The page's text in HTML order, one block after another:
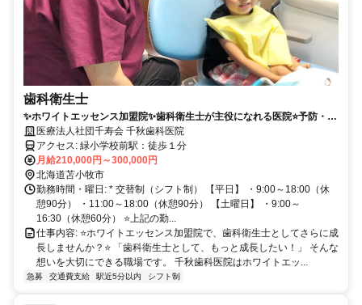
歯科衛生士
✨ホワイトエッセンス加盟院✨歯科衛生士が主役になれる医院⭐️予防・ホ
ワイトニング・矯正まで幅広く学べる◎賞与あり・残業ほぼなし！
医療法人社団千寿会 千秋歯科医院
アクセス: 緑小学校前駅：徒歩１分
月給210,000円～300,000円
北海道苫小牧市
勤務時間・曜日: * 交替制（シフト制） 【平日】 ・9:00～18:00（休
憩90分） ・11:00～18:00（休憩90分） 【土曜日】 ・9:00～
16:30（休憩60分） ⭐️上記の勤...
仕事内容: ⭐️ホワイトエッセンス加盟院で、歯科衛生士としてさらに成
長しませんか？⭐️ 「歯科衛生士として、もっと成長したい！」 そんな
想いを大切にできる職場です。 千秋歯科医院はホワイトエッ...
急募 交通費支給 駅近5分以内 シフト制